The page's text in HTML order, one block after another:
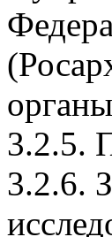
3.2.5.
3.2.6.